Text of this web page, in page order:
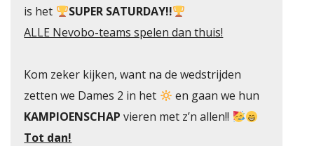
is het
SUPER SATURDAY!!
ALLE Nevobo-teams spelen dan thuis!
Kom zeker kijken, want na de wedstrijden
zetten we Dames 2 in het
en gaan we hun
KAMPIOENSCHAP vieren met z’n allen!!
Tot dan!